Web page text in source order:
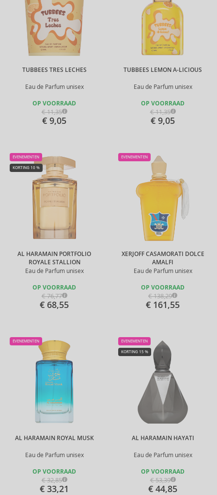
TUBBEES TRES LECHES
Eau de Parfum unisex
OP VOORRAAD
€ 11,35
€ 9,05
TUBBEES LEMON A-LICIOUS
Eau de Parfum unisex
OP VOORRAAD
€ 11,35
€ 9,05
AL HARAMAIN PORTFOLIO
ROYALE STALLION
Eau de Parfum unisex
EVENEMENTEN
KORTING 10 %
OP VOORRAAD
€ 76,77
€ 68,55
XERJOFF CASAMORATI DOLCE
AMALFI
Eau de Parfum unisex
EVENEMENTEN
OP VOORRAAD
€ 138,29
€ 161,55
AL HARAMAIN ROYAL MUSK
Eau de Parfum unisex
EVENEMENTEN
OP VOORRAAD
€ 32,85
€ 33,21
AL HARAMAIN HAYATI
Eau de Parfum unisex
EVENEMENTEN
KORTING 15 %
OP VOORRAAD
€ 53,39
€ 44,85